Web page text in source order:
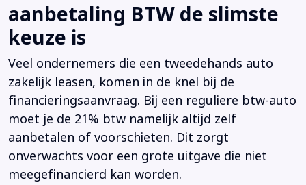
aanbetaling BTW de slimste
keuze is
Veel ondernemers die een tweedehands auto
zakelijk leasen, komen in de knel bij de
financieringsaanvraag. Bij een reguliere btw-auto
moet je de 21% btw namelijk altijd zelf
aanbetalen of voorschieten. Dit zorgt
onverwachts voor een grote uitgave die niet
meegefinancierd kan worden.